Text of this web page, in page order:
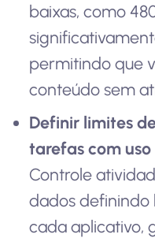
baixas, como
permitindo que
conteúdo sem
Definir limites
tarefas com
Controle
dados definindo
cada aplicativo,